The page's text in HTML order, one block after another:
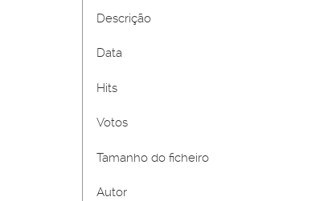
Descrição
Data
Hits
Votos
Tamanho do ficheiro
Autor